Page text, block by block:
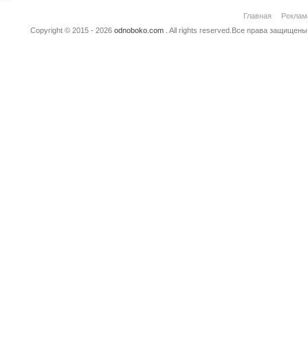
Главная
Copyright © 2015 - 2026 odnoboko.com. All rights reserved.Все права защищены.